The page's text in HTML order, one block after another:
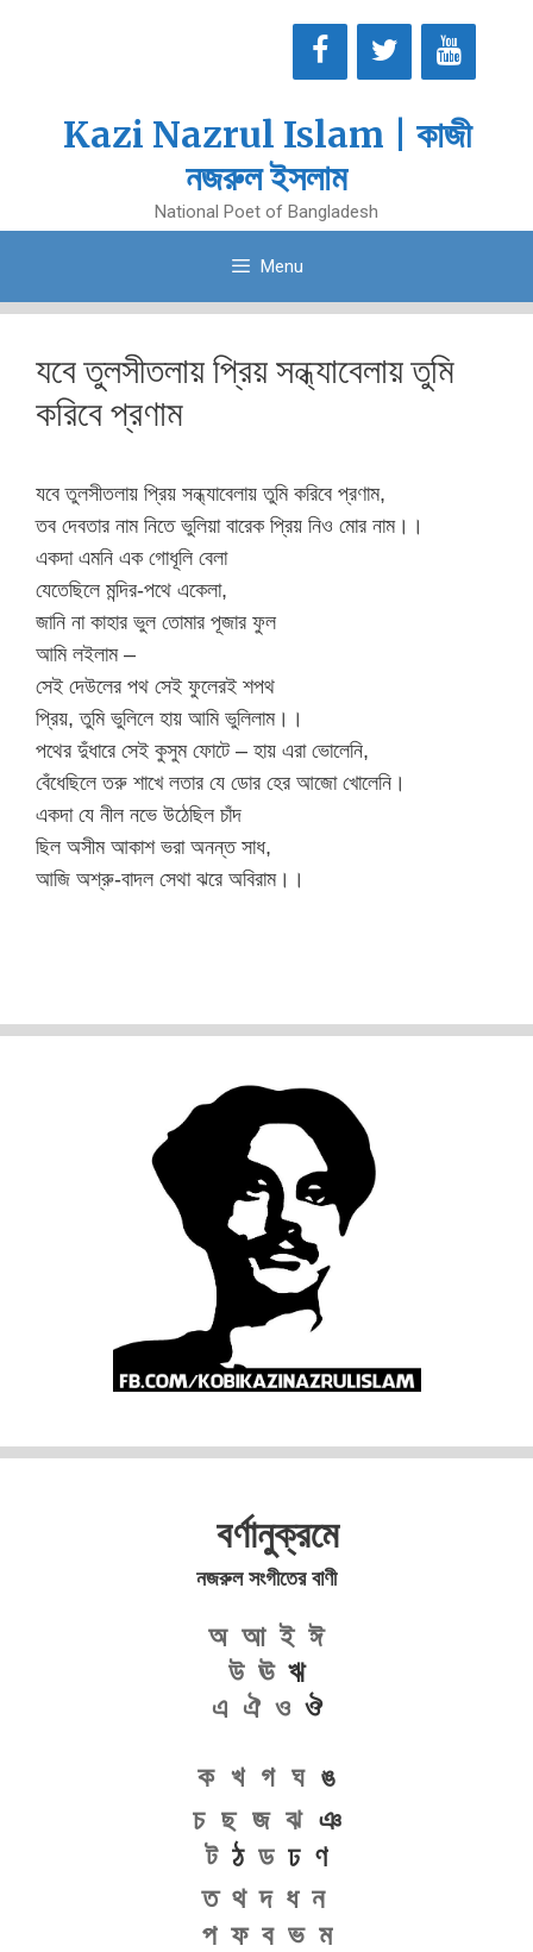
Kazi Nazrul Islam | কাজী
নজরুল ইসলাম
National Poet of Bangladesh
Menu
যবে তুলসীতলায় প্রিয় সন্ধ্যাবেলায় তুমি
করিবে প্রণাম
যবে তুলসীতলায় প্রিয় সন্ধ্যাবেলায় তুমি করিবে প্রণাম,
তব দেবতার নাম নিতে ভুলিয়া বারেক প্রিয় নিও মোর নাম।।
একদা এমনি এক গোধূলি বেলা
যেতেছিলে মন্দির-পথে একেলা,
জানি না কাহার ভুল তোমার পূজার ফুল
আমি লইলাম –
সেই দেউলের পথ সেই ফুলেরই শপথ
প্রিয়, তুমি ভুলিলে হায় আমি ভুলিলাম।।
পথের দুঁধারে সেই কুসুম ফোটে – হায় এরা ভোলেনি,
বেঁধেছিলে তরু শাখে লতার যে ডোর হের আজো খোলেনি।
একদা যে নীল নভে উঠেছিল চাঁদ
ছিল অসীম আকাশ ভরা অনন্ত সাধ,
আজি অশ্রু-বাদল সেথা ঝরে অবিরাম।।
বর্ণানুক্রমে
নজরুল সংগীতের বাণী
অ আ ই ঈ
উ ঊঋ
এ ঐ ওঔ
ক খ গ ঘঙ
চ ছ জ ঝঞ
টঠ ডঢ ণ
ত থ দ ধ ন
প ফ ব ভ ম